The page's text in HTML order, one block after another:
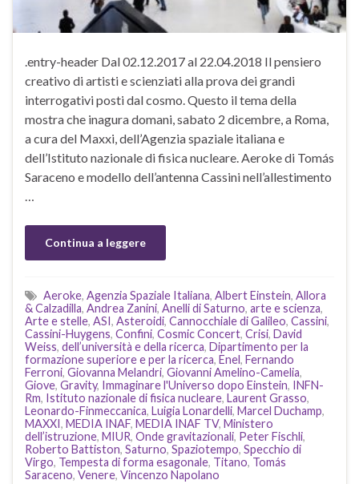
.entry-header Dal 02.12.2017 al 22.04.2018 Il pensiero
creativo di artisti e scienziati alla prova dei grandi
interrogativi posti dal cosmo. Questo il tema della
mostra che inagura domani, sabato 2 dicembre, a Roma,
a cura del Maxxi, dell’Agenzia spaziale italiana e
dell’Istituto nazionale di fisica nucleare. Aeroke di Tomás
Saraceno e modello dell’antenna Cassini nell’allestimento
…
Continua a leggere
Aeroke, Agenzia Spaziale Italiana, Albert Einstein, Allora
& Calzadilla, Andrea Zanini, Anelli di Saturno, arte e scienza,
Arte e stelle, ASI, Asteroidi, Cannocchiale di Galileo, Cassini,
Cassini-Huygens, Confini, Cosmic Concert, Crisi, David
Weiss, dell’università e della ricerca, Dipartimento per la
formazione superiore e per la ricerca, Enel, Fernando
Ferroni, Giovanna Melandri, Giovanni Amelino-Camelia,
Giove, Gravity, Immaginare l'Universo dopo Einstein, INFN-
Rm, Istituto nazionale di fisica nucleare, Laurent Grasso,
Leonardo-Finmeccanica, Luigia Lonardelli, Marcel Duchamp,
MAXXI, MEDIA INAF, MEDIA INAF TV, Ministero
dell’istruzione, MIUR, Onde gravitazionali, Peter Fischli,
Roberto Battiston, Saturno, Spaziotempo, Specchio di
Virgo, Tempesta di forma esagonale, Titano, Tomás
Saraceno, Venere, Vincenzo Napolano